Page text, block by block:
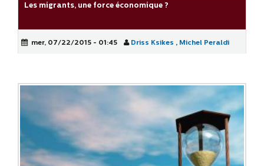
Les migrants, une force économique ?
mer, 07/22/2015 - 01:45 Driss Ksikes , Michel Peraldi